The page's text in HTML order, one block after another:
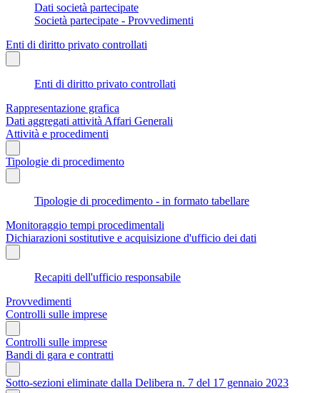
Dati società partecipate
Società partecipate - Provvedimenti
Enti di diritto privato controllati
Enti di diritto privato controllati
Rappresentazione grafica
Dati aggregati attività Affari Generali
Attività e procedimenti
Tipologie di procedimento
Tipologie di procedimento - in formato tabellare
Monitoraggio tempi procedimentali
Dichiarazioni sostitutive e acquisizione d'ufficio dei dati
Recapiti dell'ufficio responsabile
Provvedimenti
Controlli sulle imprese
Controlli sulle imprese
Bandi di gara e contratti
Sotto-sezioni eliminate dalla Delibera n. 7 del 17 gennaio 2023